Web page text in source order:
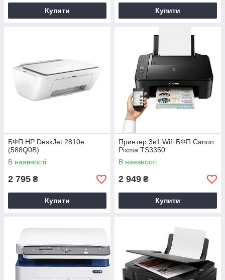
Купити Купити
БФП HP DeskJet 2810e
(588Q0B)
В наявності
2 795 ₴
Купити
Принтер 3в1 Wifi БФП Canon
Pixma TS3350
В наявності
2 949 ₴
Купити